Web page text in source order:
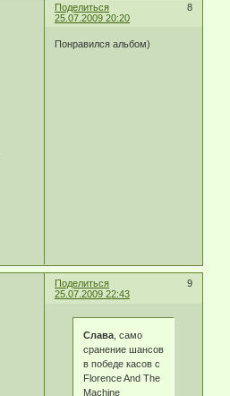
Поделиться
8
25.07.2009 20:20
Понравился альбом)
Поделиться
9
25.07.2009 22:43
Слава, само
сранение шансов
в победе касов с
Florence And The
Machine